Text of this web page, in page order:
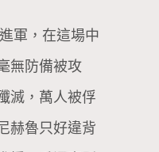
軍，在這場中
無防備被攻
滅，萬人被俘
赫魯只好違背